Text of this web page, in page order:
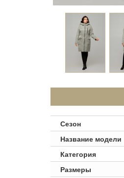
Сезон
Название модели
Категория
Размеры